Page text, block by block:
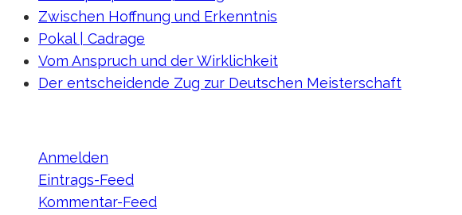
Zwischen Hoffnung und Erkenntnis
Pokal | Cadrage
Vom Anspruch und der Wirklichkeit
Der entscheidende Zug zur Deutschen Meisterschaft
Anmelden
Eintrags-Feed
Kommentar-Feed